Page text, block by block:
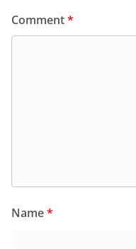
Comment*
Name*